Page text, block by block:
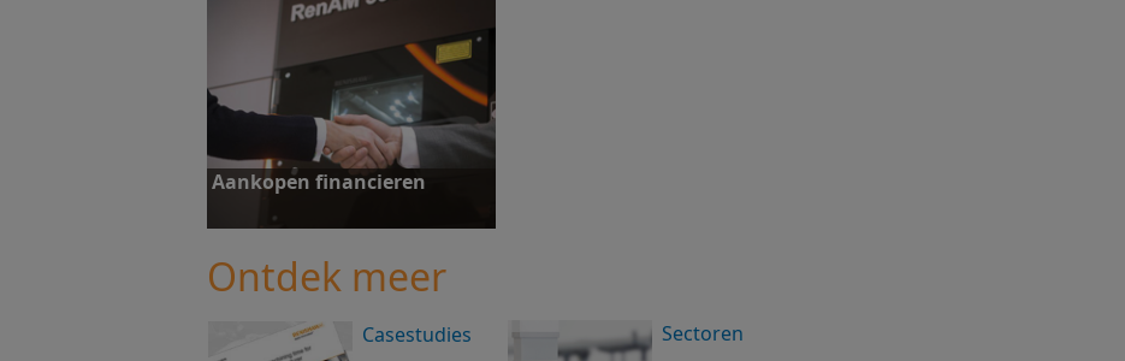
Aankopen financieren
Aankopen financieren
Ontdek meer
Casestudies
Sectoren